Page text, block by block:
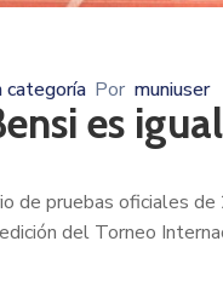
categoría Por muniuser
es
de pruebas oficiales
del Torneo